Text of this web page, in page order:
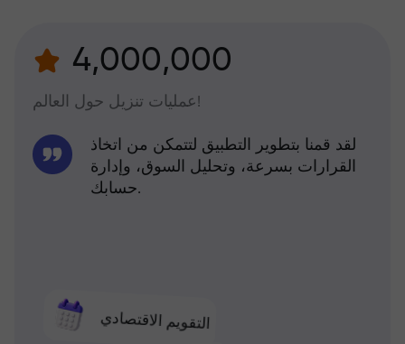
4,000,000
عمليات تنزيل حول العالم!
التقويم الاقتصادي
لقد قمنا بتطوير التطبيق لتتمكن من اتخاذ
القرارات بسرعة، وتحليل السوق، وإدارة
حسابك.